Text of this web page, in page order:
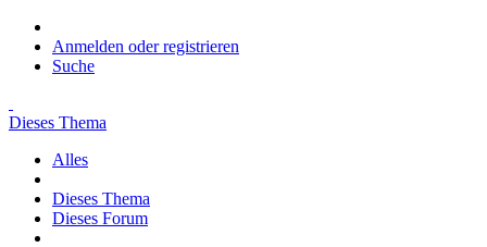
Anmelden oder registrieren
Suche
Dieses Thema
Alles
Dieses Thema
Dieses Forum